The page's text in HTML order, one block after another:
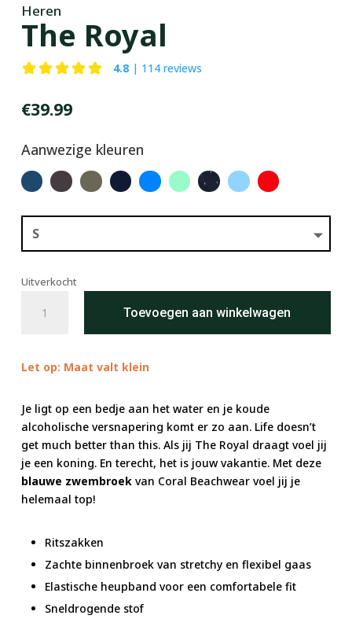
Heren
The Royal
4.8| 114 reviews
€39.99
Aanwezige kleuren
Uitverkocht
Royal
Toevoegen aan winkelwagen
Let op: Maat valt klein
Je ligt op een bedje aan het water en je koude
alcoholische versnapering komt er zo aan. Life doesn’t
get much better than this. Als jij The Royal draagt voel jij
je een koning. En terecht, het is jouw vakantie. Met deze
blauwe zwembroekvan Coral Beachwear voel jij je
helemaal top!
Ritszakken
Zachte binnenbroek van stretchy en flexibel gaas
Elastische heupband voor een comfortabele fit
Sneldrogende stof